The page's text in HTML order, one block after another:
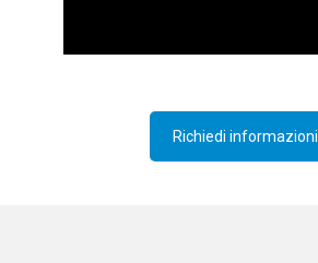
Richiedi informazioni